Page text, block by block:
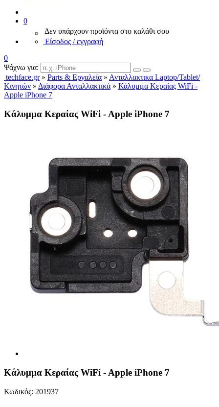
0
Δεν υπάρχουν προϊόντα στο καλάθι σου
Είσοδος / εγγραφή
0
Ψάχνω για:
techface.gr» Parts & Εργαλεία » Ανταλλακτικα Laptop/Tablet/
Κινητών » Διάφορα Ανταλλακτικά » Κάλυμμα Κεραίας WiFi -
Apple iPhone 7
Κάλυμμα Κεραίας WiFi - Apple iPhone 7
Κάλυμμα Κεραίας WiFi - Apple iPhone 7
Κωδικός: 201937